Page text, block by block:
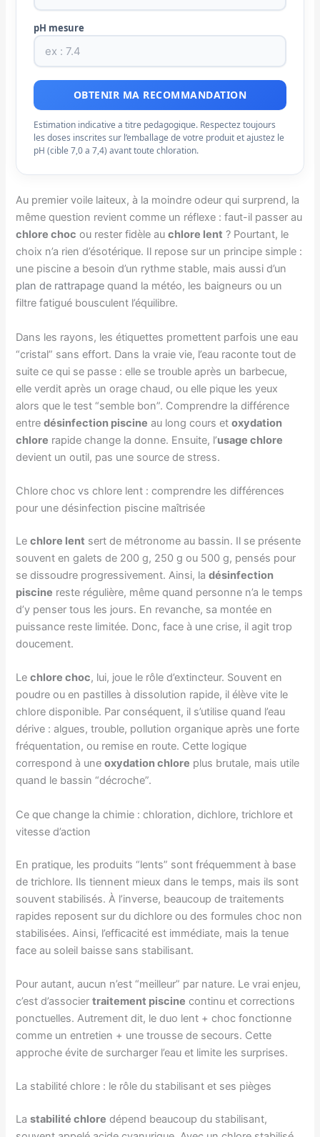
pH mesure
OBTENIR MA RECOMMANDATION
Estimation indicative a titre pedagogique. Respectez toujours
les doses inscrites sur l’emballage de votre produit et ajustez le
pH (cible 7,0 a 7,4) avant toute chloration.
Au premier voile laiteux, à la moindre odeur qui surprend, la
même question revient comme un réflexe : faut-il passer au
chlore choc ou rester fidèle auchlore lent ? Pourtant, le
choix n’a rien d’ésotérique. Il repose sur un principe simple :
une piscine a besoin d’un rythme stable, mais aussi d’un
plan de rattrapage quand la météo, les baigneurs ou un
filtre fatigué bousculent l’équilibre.
Dans les rayons, les étiquettes promettent parfois une eau
“cristal” sans effort. Dans la vraie vie, l’eau raconte tout de
suite ce qui se passe : elle se trouble après un barbecue,
elle verdit après un orage chaud, ou elle pique les yeux
alors que le test “semble bon”. Comprendre la différence
entredésinfection piscine au long cours etoxydation
chlore rapide change la donne. Ensuite, l’usage chlore
devient un outil, pas une source de stress.
Chlore choc vs chlore lent : comprendre les différences
pour une désinfection piscine maîtrisée
Lechlore lent sert de métronome au bassin. Il se présente
souvent en galets de 200 g, 250 g ou 500 g, pensés pour
se dissoudre progressivement. Ainsi, ladésinfection
piscine reste régulière, même quand personne n’a le temps
d’y penser tous les jours. En revanche, sa montée en
puissance reste limitée. Donc, face à une crise, il agit trop
doucement.
Lechlore choc, lui, joue le rôle d’extincteur. Souvent en
poudre ou en pastilles à dissolution rapide, il élève vite le
chlore disponible. Par conséquent, il s’utilise quand l’eau
dérive : algues, trouble, pollution organique après une forte
fréquentation, ou remise en route. Cette logique
correspond à uneoxydation chlore plus brutale, mais utile
quand le bassin “décroche”.
Ce que change la chimie : chloration, dichlore, trichlore et
vitesse d’action
En pratique, les produits “lents” sont fréquemment à base
de trichlore. Ils tiennent mieux dans le temps, mais ils sont
souvent stabilisés. À l’inverse, beaucoup de traitements
rapides reposent sur du dichlore ou des formules choc non
stabilisées. Ainsi, l’efficacité est immédiate, mais la tenue
face au soleil baisse sans stabilisant.
Pour autant, aucun n’est “meilleur” par nature. Le vrai enjeu,
c’est d’associertraitement piscine continu et corrections
ponctuelles. Autrement dit, le duo lent + choc fonctionne
comme un entretien + une trousse de secours. Cette
approche évite de surcharger l’eau et limite les surprises.
La stabilité chlore : le rôle du stabilisant et ses pièges
Lastabilité chlore dépend beaucoup du stabilisant,